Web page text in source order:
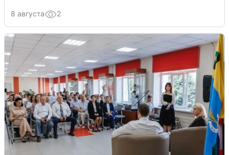
8 августа 2